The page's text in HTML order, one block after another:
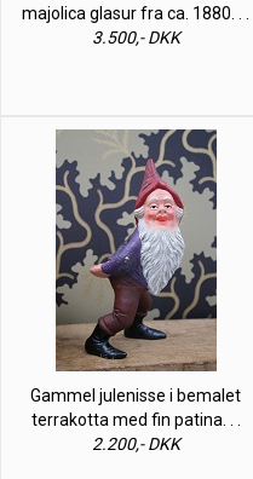
majolica glasur fra ca. 1880. . .
3.500,- DKK
Gammel julenisse i bemalet
terrakotta med fin patina. . .
2.200,- DKK